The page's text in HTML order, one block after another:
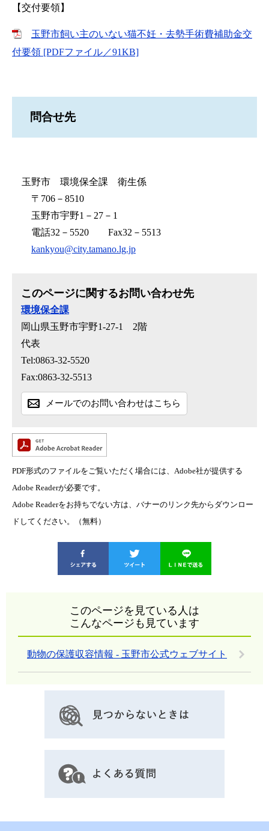
【交付要領】
玉野市飼い主のいない猫不妊・去勢手術費補助金交
付要領 [PDFファイル／91KB]
問合せ先
玉野市 環境保全課 衛生係
〒706－8510
玉野市宇野1－27－1
電話32－5520 Fax32－5513
kankyou@city.tamano.lg.jp
このページに関するお問い合わせ先
環境保全課
岡山県玉野市宇野1-27-1 2階
代表
Tel:0863-32-5520
Fax:0863-32-5513
メールでのお問い合わせはこちら
PDF形式のファイルをご覧いただく場合には、Adobe社が提供する
Adobe Readerが必要です。
Adobe Readerをお持ちでない方は、バナーのリンク先からダウンロー
ドしてください。（無料）
このページを見ている人は
こんなページも見ています
動物の保護収容情報 - 玉野市公式ウェブサイト